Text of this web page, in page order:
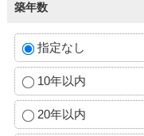
築年数
指定なし
10年以内
20年以内